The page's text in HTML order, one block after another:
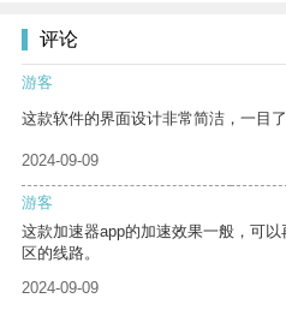
评论
游客
这款软件的界面设计非常简洁，一目了
2024-09-09
游客
这款加速器app的加速效果一般，可
区的线路。
2024-09-09